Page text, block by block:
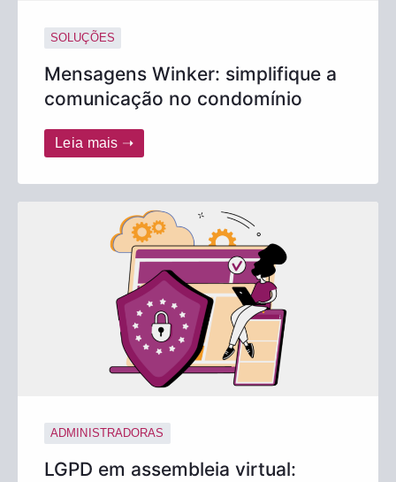
SOLUÇÕES
Mensagens Winker: simplifique a
comunicação no condomínio
Leia mais ➝
ADMINISTRADORAS
LGPD em assembleia virtual: